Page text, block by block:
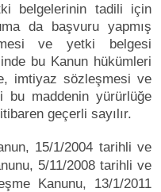
belgelerinin tadili için
da başvuru yapmış
ve yetki belgesi
bu Kanun hükümleri
imtiyaz sözleşmesi ve
bu maddenin yürürlüğe
geçerli sayılır.
15/1/2004 tarihli ve
5/11/2008 tarihli ve
Kanunu, 13/1/2011